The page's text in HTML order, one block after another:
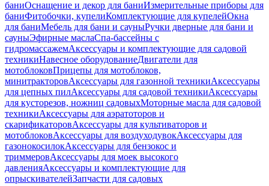
баниОснащение и декор для баниИзмерительные приборы для
баниФитобочки, купелиКомплектующие для купелейОкна
для баниМебель для бани и сауныРучки дверные для бани и
сауныЭфирные маслаСпа-бассейны с
гидромассажемАксессуары и комплектующие для садовой
техникиНавесное оборудованиеДвигатели для
мотоблоковПрицепы для мотоблоков,
минитракторовАксессуары для газонной техникиАксессуары
для цепных пилАксессуары для садовой техникиАксессуары
для кусторезов, ножниц садовыхМоторные масла для садовой
техникиАксессуары для аэратоторов и
скарификаторовАксессуары для культиваторов и
мотоблоковАксессуары для воздуходувокАксессуары для
газонокосилокАксессуары для бензокос и
триммеровАксессуары для моек высокого
давленияАксессуары и комплектующие для
опрыскивателейЗапчасти для садовых